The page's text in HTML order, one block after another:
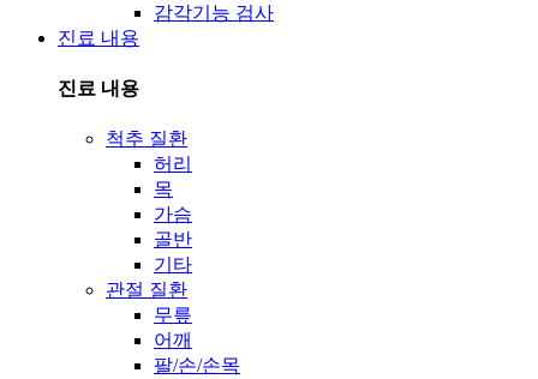
감각기능 검사
진료 내용
진료 내용
척추 질환
허리
목
가슴
골반
기타
관절 질환
무릎
어깨
팔/손/손목